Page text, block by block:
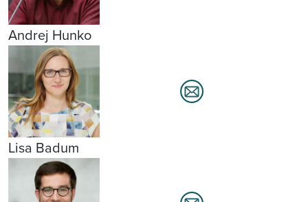
Andrej Hunko
Lisa Badum